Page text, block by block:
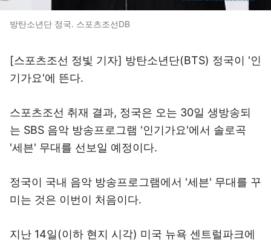
방탄소년단 정국. 스포츠조선DB
[스포츠조선 정빛 기자] 방탄소년단(BTS) 정국이 '인
기가요'에 뜬다.
스포츠조선 취재 결과, 정국은 오는 30일 생방송되
는 SBS 음악 방송프로그램 '인기가요'에서 솔로곡
'세븐' 무대를 선보일 예정이다.
정국이 국내 음악 방송프로그램에서 '세븐' 무대를 꾸
미는 것은 이번이 처음이다.
지난 14일(이하 현지 시각) 미국 뉴욕 센트럴파크에